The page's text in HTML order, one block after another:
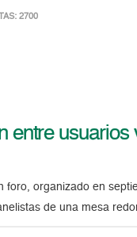
2700
entre
organizado en
de una mesa